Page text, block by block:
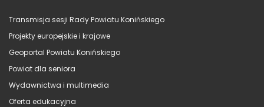
Transmisja sesji Rady Powiatu Konińskiego
Projekty europejskie i krajowe
Geoportal Powiatu Konińskiego
Powiat dla seniora
Wydawnictwa i multimedia
Oferta edukacyjna